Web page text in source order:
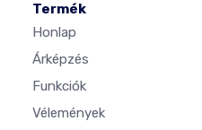
Termék
Honlap
Árképzés
Funkciók
Vélemények